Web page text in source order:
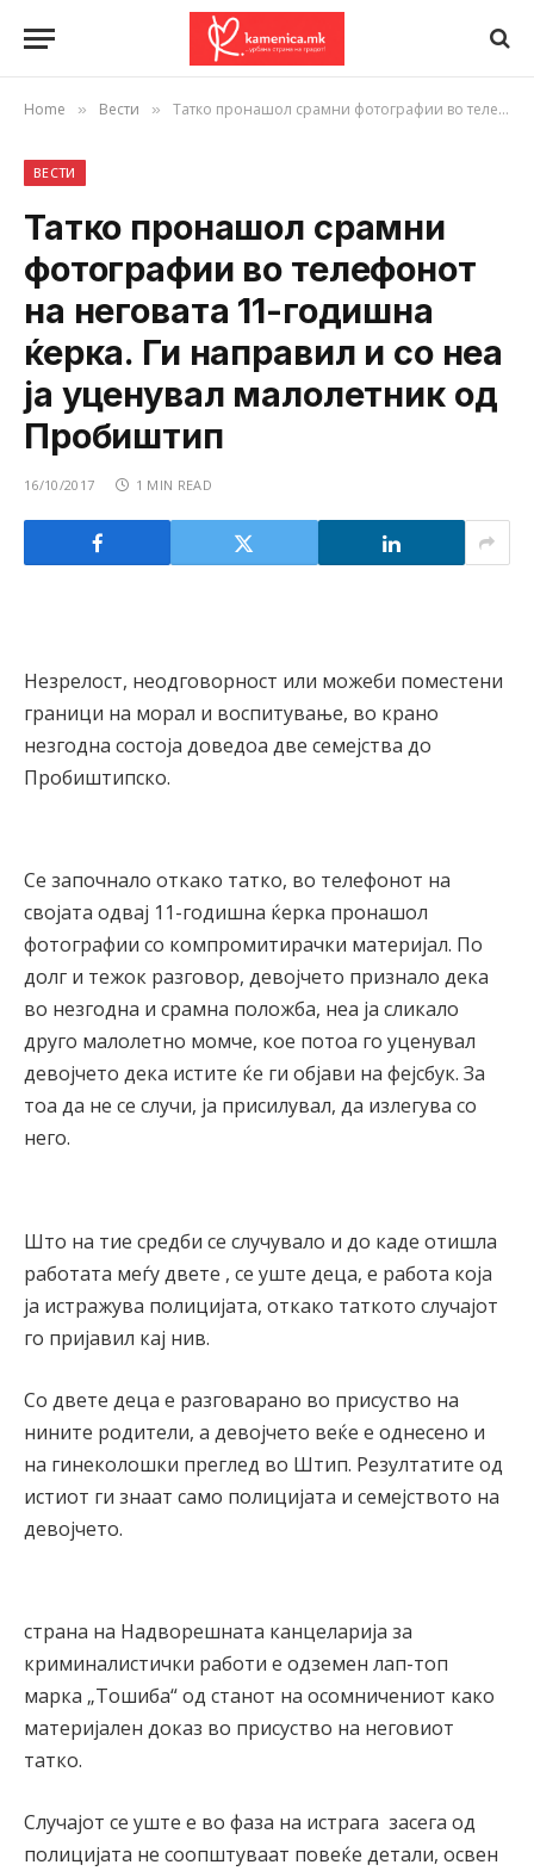
Home » Вести » Татко пронашол срамни фотографии во телефонот на неговата 11-годишна ќерка. Ги направил и со неа ја уценувал малолетник од Пробиштип
ВЕСТИ
Татко пронашол срамни
фотографии во телефонот
на неговата 11-годишна
ќерка. Ги направил и со неа
ја уценувал малолетник од
Пробиштип
16/10/2017 1 MIN READ
Незрелост, неодговорност или можеби поместени
граници на морал и воспитување, во крано
незгодна состоја доведоа две семејства до
Пробиштипско.
Се започнало откако татко, во телефонот на
својата одвај 11-годишна ќерка пронашол
фотографии со компромитирачки материјал. По
долг и тежок разговор, девојчето признало дека
во незгодна и срамна положба, неа ја сликало
друго малолетно момче, кое потоа го уценувал
девојчето дека истите ќе ги објави на фејсбук. За
тоа да не се случи, ја присилувал, да излегува со
него.
Што на тие средби се случувало и до каде отишла
работата меѓу двете , се уште деца, е работа која
ја истражува полицијата, откако таткото случајот
го пријавил кај нив.
Со двете деца е разговарано во присуство на
нините родители, а девојчето веќе е однесено и
на гинеколошки преглед во Штип. Резултатите од
истиот ги знаат само полицијата и семејството на
девојчето.
страна на Надворешната канцеларија за
криминалистички работи е одземен лап-топ
марка „Тошиба“ од станот на осомничениот како
материјален доказ во присуство на неговиот
татко.
Случајот се уште е во фаза на истрага засега од
полицијата не соопштуваат повеќе детали, освен